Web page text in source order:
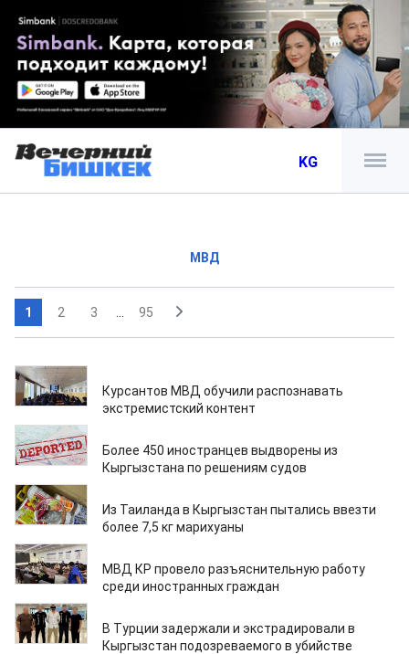
KG
МВД
1 2 3 95
30.07.2026
Курсантов МВД обучили распознавать
экстремистский контент
24.07.2026
Более 450 иностранцев выдворены из
Кыргызстана по решениям судов
22.07.2026
Из Таиланда в Кыргызстан пытались ввезти
более 7,5 кг марихуаны
10.07.2026
МВД КР провело разъяснительную работу
среди иностранных граждан
10.07.2026
В Турции задержали и экстрадировали в
Кыргызстан подозреваемого в убийстве